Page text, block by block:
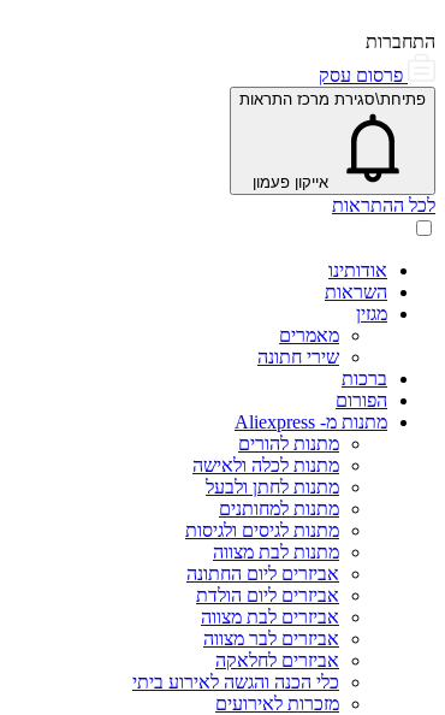
התחברות
פרסום עסק
פתיחת\סגירת מרכז התראות
אייקון פעמון
לכל ההתראות
אודותינו
השראות
מגזין
מאמרים
שירי חתונה
ברכות
הפורום
מתנות מ- Aliexpress
מתנות להורים
מתנות לכלה ולאישה
מתנות לחתן ולבעל
מתנות למחותנים
מתנות לגיסים ולגיסות
מתנות לבת מצווה
אביזרים ליום החתונה
אביזרים ליום הולדת
אביזרים לבת מצווה
אביזרים לבר מצווה
אביזרים לחלאקה
כלי הכנה והגשה לאירוע ביתי
מזכרות לאירועים